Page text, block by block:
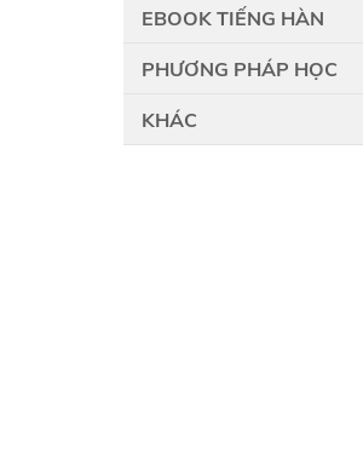
EBOOK TIẾNG HÀN
PHƯƠNG PHÁP HỌC
KHÁC